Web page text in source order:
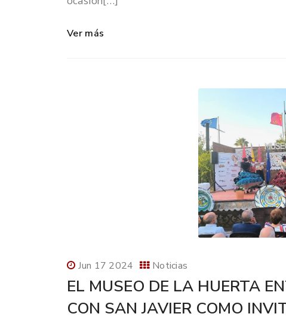
Ver más
Jun 17 2024 Noticias
EL MUSEO DE LA HUERTA
CON SAN JAVIER COMO